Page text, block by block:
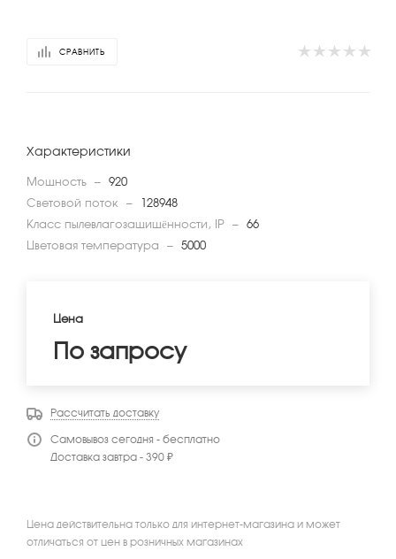
СРАВНИТЬ
Характеристики
Мощность — 920
Световой поток
—
128948
Класс пылевлагозащищённости, IP — 66
Цветовая температура
— 5000
Цена
По запросу
Рассчитать доставку
Самовывоз сегодня - бесплатно
Доставка завтра - 390 ₽
Цена действительна только для интернет-магазина и может
отличаться от цен в розничных магазинах